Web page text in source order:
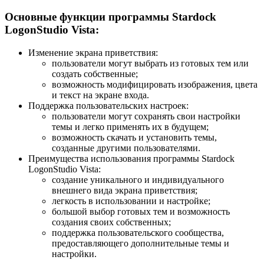
Основные функции программы Stardock
LogonStudio Vista:
Изменение экрана приветствия:
пользователи могут выбрать из готовых тем или
создать собственные;
возможность модифицировать изображения, цвета
и текст на экране входа.
Поддержка пользовательских настроек:
пользователи могут сохранять свои настройки
темы и легко применять их в будущем;
возможность скачать и установить темы,
созданные другими пользователями.
Преимущества использования программы Stardock
LogonStudio Vista:
создание уникального и индивидуального
внешнего вида экрана приветствия;
легкость в использовании и настройке;
большой выбор готовых тем и возможность
создания своих собственных;
поддержка пользовательского сообщества,
предоставляющего дополнительные темы и
настройки.